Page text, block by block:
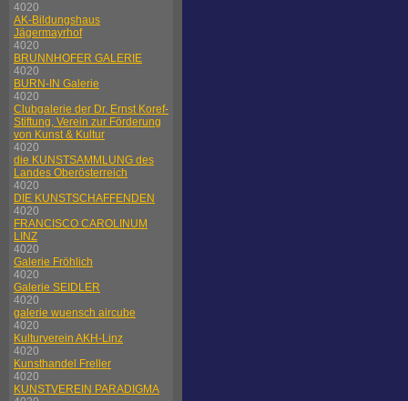
4020
AK-Bildungshaus
Jägermayrhof
4020
BRUNNHOFER GALERIE
4020
BURN-IN Galerie
4020
Clubgalerie der Dr. Ernst Koref-
Stiftung, Verein zur Förderung
von Kunst & Kultur
4020
die KUNSTSAMMLUNG des
Landes Oberösterreich
4020
DIE KUNSTSCHAFFENDEN
4020
FRANCISCO CAROLINUM
LINZ
4020
Galerie Fröhlich
4020
Galerie SEIDLER
4020
galerie wuensch aircube
4020
Kulturverein AKH-Linz
4020
Kunsthandel Freller
4020
KUNSTVEREIN PARADIGMA